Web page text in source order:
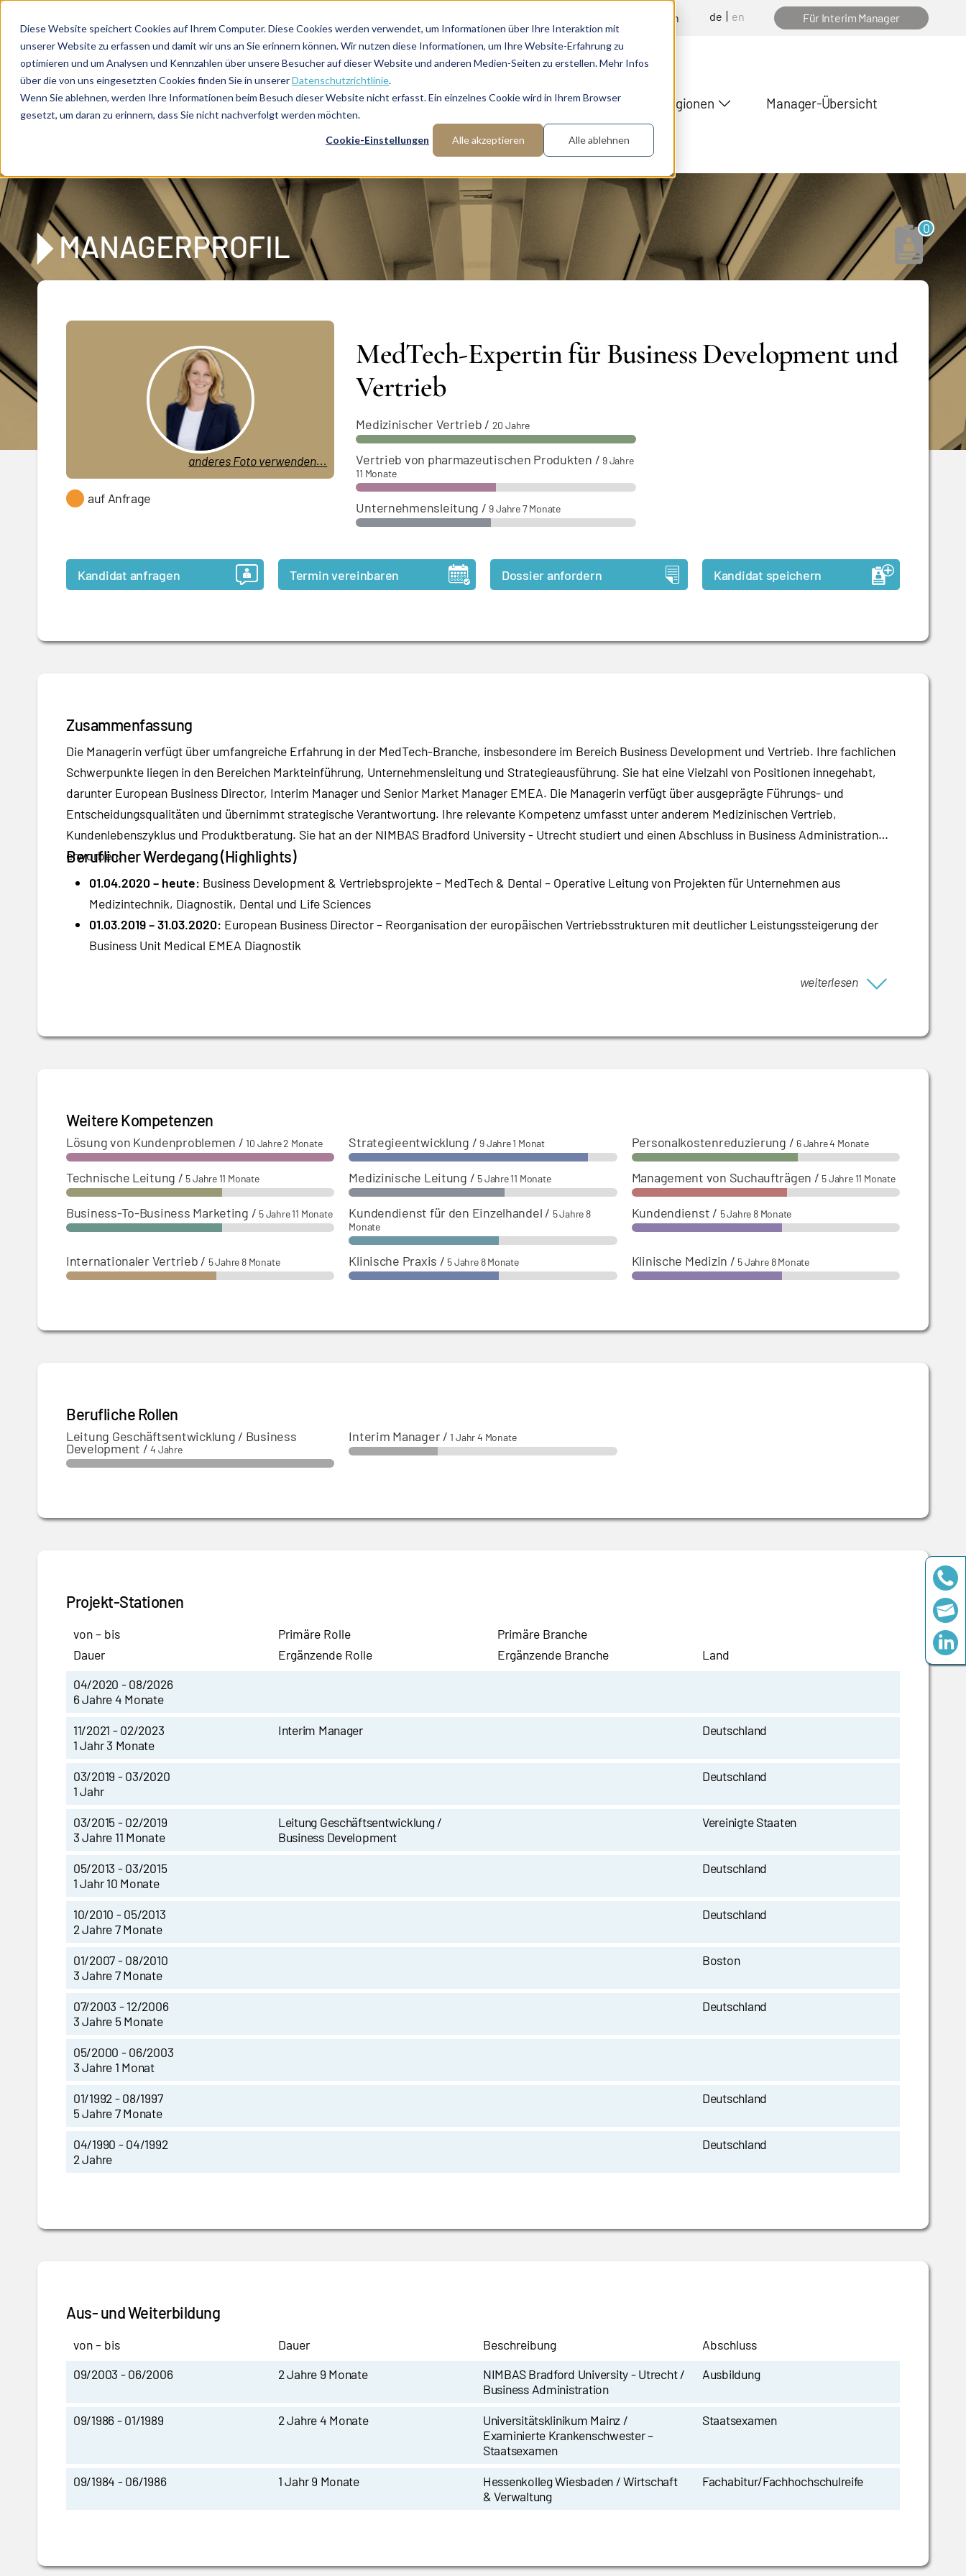
Diese Website speichert Cookies auf Ihrem Computer. Diese Cookies werden verwendet, um Informationen über Ihre Interaktion mit
unserer Website zu erfassen und damit wir uns an Sie erinnern können. Wir nutzen diese Informationen, um Ihre Website-Erfahrung zu
optimieren und um Analysen und Kennzahlen über unsere Besucher auf dieser Website und anderen Medien-Seiten zu erstellen. Mehr Infos
über die von uns eingesetzten Cookies finden Sie in unsererDatenschutzrichtlinie.
Wenn Sie ablehnen, werden Ihre Informationen beim Besuch dieser Website nicht erfasst. Ein einzelnes Cookie wird in Ihrem Browser
gesetzt, um daran zu erinnern, dass Sie nicht nachverfolgt werden möchten.
Cookie-Einstellungen Alle akzeptieren Alle ablehnen
Manager anfragen de en Für Interim Manager
Deutsche
InterimAG Fachbereiche Funktionen Branchen Regionen Manager-Übersicht
MedTech-Expertin für Business Development und Vertrieb
MANAGERPROFIL 0
anderes Foto verwenden...
auf Anfrage
MedTech-Expertin für Business Development und
Vertrieb
Medizinischer Vertrieb / 20 Jahre
Vertrieb von pharmazeutischen Produkten /9 Jahre
11 Monate
Unternehmensleitung /9 Jahre 7 Monate
Kandidat anfragen Termin vereinbaren Dossier anfordern Kandidat speichern
Zusammenfassung
Die Managerin verfügt über umfangreiche Erfahrung in der MedTech-Branche, insbesondere im Bereich Business Development und Vertrieb. Ihre fachlichen
Schwerpunkte liegen in den Bereichen Markteinführung, Unternehmensleitung und Strategieausführung. Sie hat eine Vielzahl von Positionen innegehabt,
darunter European Business Director, Interim Manager und Senior Market Manager EMEA. Die Managerin verfügt über ausgeprägte Führungs- und
Entscheidungsqualitäten und übernimmt strategische Verantwortung. Ihre relevante Kompetenz umfasst unter anderem Medizinischen Vertrieb,
Kundenlebenszyklus und Produktberatung. Sie hat an der NIMBAS Bradford University - Utrecht studiert und einen Abschluss in Business Administration
erworben.
Beruflicher Werdegang (Highlights)
01.04.2020 – heute: Business Development & Vertriebsprojekte – MedTech & Dental – Operative Leitung von Projekten für Unternehmen aus
Medizintechnik, Diagnostik, Dental und Life Sciences
01.03.2019 – 31.03.2020: European Business Director – Reorganisation der europäischen Vertriebsstrukturen mit deutlicher Leistungssteigerung der
Business Unit Medical EMEA Diagnostik
weiterlesen
Weitere Kompetenzen
Lösung von Kundenproblemen /10 Jahre 2 Monate Strategieentwicklung /9 Jahre 1 Monat Personalkostenreduzierung / 6 Jahre 4 Monate
Technische Leitung / 5 Jahre 11 Monate Medizinische Leitung / 5 Jahre 11 Monate Management von Suchaufträgen / 5 Jahre 11 Monate
Business-To-Business Marketing / 5 Jahre 11 Monate Kundendienst für den Einzelhandel / 5 Jahre 8
Monate
Kundendienst / 5 Jahre 8 Monate
Internationaler Vertrieb / 5 Jahre 8 Monate Klinische Praxis / 5 Jahre 8 Monate Klinische Medizin / 5 Jahre 8 Monate
Berufliche Rollen
Leitung Geschäftsentwicklung / Business
Development /4 Jahre
Interim Manager/1 Jahr 4 Monate
Projekt-Stationen
von – bis
Dauer
Primäre Rolle
Ergänzende Rolle
Primäre Branche
Ergänzende Branche
Land
04/2020 - 08/2026
6 Jahre 4 Monate
11/2021 - 02/2023
1 Jahr 3 Monate
Interim Manager Deutschland
03/2019 - 03/2020
1 Jahr
Deutschland
03/2015 - 02/2019
3 Jahre 11 Monate
Leitung Geschäftsentwicklung /
Business Development
Vereinigte Staaten
05/2013 - 03/2015
1 Jahr 10 Monate
Deutschland
10/2010 - 05/2013
2 Jahre 7 Monate
Deutschland
01/2007 - 08/2010
3 Jahre 7 Monate
Boston
07/2003 - 12/2006
3 Jahre 5 Monate
Deutschland
05/2000 - 06/2003
3 Jahre 1 Monat
01/1992 - 08/1997
5 Jahre 7 Monate
Deutschland
04/1990 - 04/1992
2 Jahre
Deutschland
Aus- und Weiterbildung
von – bis Dauer Beschreibung
Abschluss
09/2003 - 06/2006
2 Jahre 9 Monate
NIMBAS Bradford University - Utrecht /
Business Administration
Ausbildung
09/1986 - 01/1989 2 Jahre 4 Monate
Universitätsklinikum Mainz /
Examinierte Krankenschwester –
Staatsexamen
Staatsexamen
09/1984 - 06/1986 1 Jahr 9 Monate
Hessenkolleg Wiesbaden / Wirtschaft
& Verwaltung
Fachabitur/Fachhochschulreife